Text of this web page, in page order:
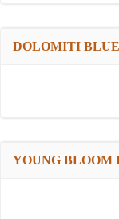
DOLOMITI
YOUNG BLOOM